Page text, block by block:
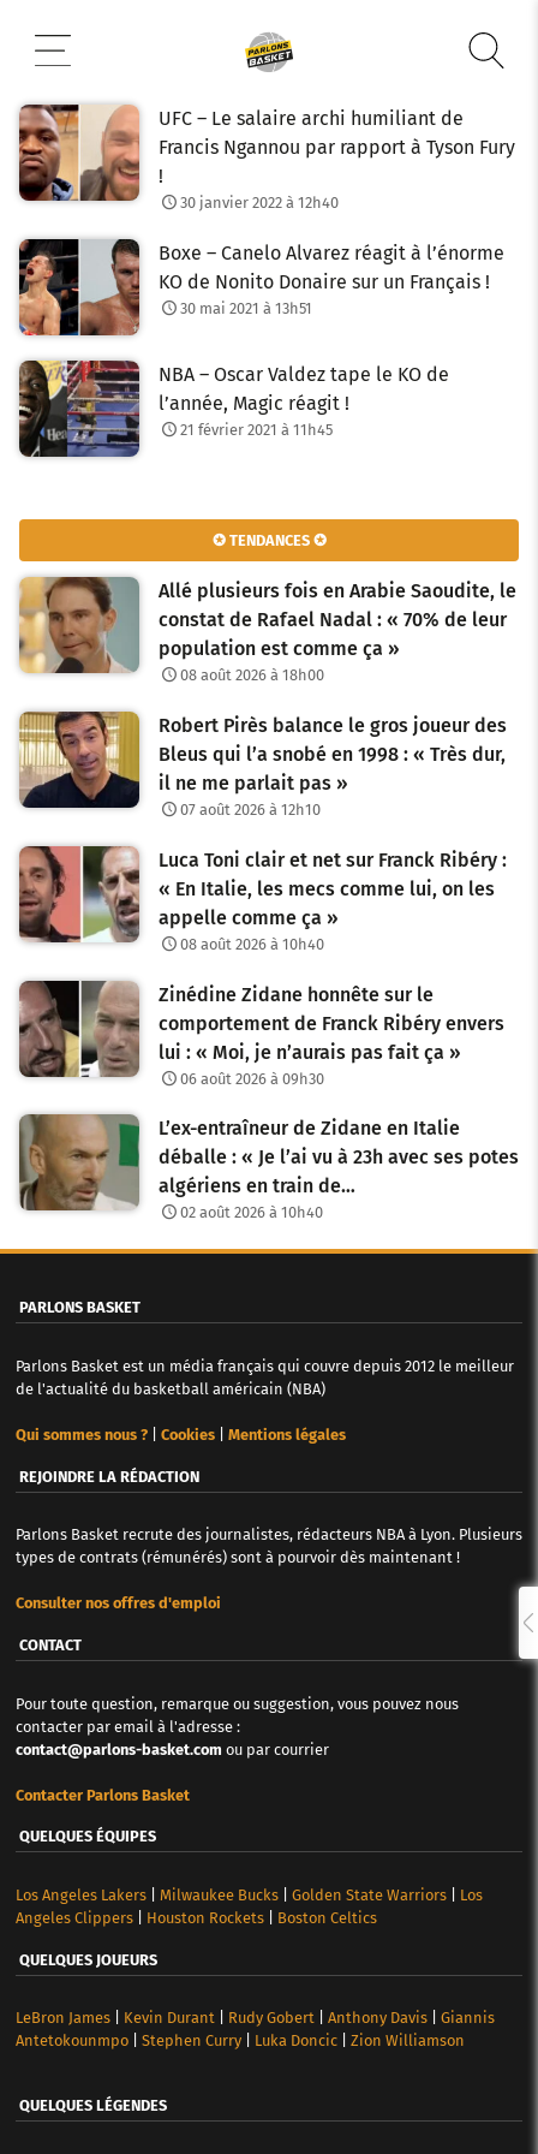
contenu
UFC – Le salaire archi humiliant de
Francis Ngannou par rapport à Tyson Fury
!
30 janvier 2022 à 12h40
Boxe – Canelo Alvarez réagit à l’énorme
KO de Nonito Donaire sur un Français !
30 mai 2021 à 13h51
NBA – Oscar Valdez tape le KO de
l’année, Magic réagit !
21 février 2021 à 11h45
✪ TENDANCES ✪
Allé plusieurs fois en Arabie Saoudite, le
constat de Rafael Nadal : « 70% de leur
population est comme ça »
08 août 2026 à 18h00
Robert Pirès balance le gros joueur des
Bleus qui l’a snobé en 1998 : « Très dur,
il ne me parlait pas »
07 août 2026 à 12h10
Luca Toni clair et net sur Franck Ribéry :
« En Italie, les mecs comme lui, on les
appelle comme ça »
08 août 2026 à 10h40
Zinédine Zidane honnête sur le
comportement de Franck Ribéry envers
lui : « Moi, je n’aurais pas fait ça »
06 août 2026 à 09h30
L’ex-entraîneur de Zidane en Italie
déballe : « Je l’ai vu à 23h avec ses potes
algériens en train de…
02 août 2026 à 10h40
PARLONS BASKET
Parlons Basket est un média français qui couvre depuis 2012 le meilleur
de l'actualité du basketball américain (NBA)
Qui sommes nous ?| Cookies| Mentions légales
REJOINDRE LA RÉDACTION
Parlons Basket recrute des journalistes, rédacteurs NBA à Lyon. Plusieurs
types de contrats (rémunérés) sont à pourvoir dès maintenant !
Consulter nos offres d'emploi
CONTACT
Pour toute question, remarque ou suggestion, vous pouvez nous
contacter par email à l'adresse :
contact@parlons-basket.com ou par courrier
Contacter Parlons Basket
QUELQUES ÉQUIPES
Los Angeles Lakers| Milwaukee Bucks| Golden State Warriors| Los
Angeles Clippers| Houston Rockets| Boston Celtics
QUELQUES JOUEURS
LeBron James| Kevin Durant| Rudy Gobert| Anthony Davis| Giannis
Antetokounmpo| Stephen Curry| Luka Doncic| Zion Williamson
QUELQUES LÉGENDES